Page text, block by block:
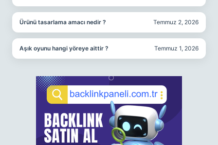
Ürünü tasarlama amacı nedir ? Temmuz 2, 2026
Aşık oyunu hangi yöreye aittir ? Temmuz 1, 2026